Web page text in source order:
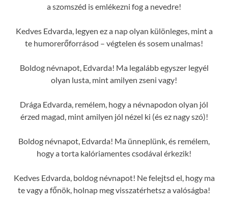
a szomszéd is emlékezni fog a nevedre!
Kedves Edvarda, legyen ez a nap olyan különleges, mint a
te humorerőforrásod – végtelen és sosem unalmas!
Boldog névnapot, Edvarda! Ma legalább egyszer legyél
olyan lusta, mint amilyen zseni vagy!
Drága Edvarda, remélem, hogy a névnapodon olyan jól
érzed magad, mint amilyen jól nézel ki (és ez nagy szó)!
Boldog névnapot, Edvarda! Ma ünneplünk, és remélem,
hogy a torta kalóriamentes csodával érkezik!
Kedves Edvarda, boldog névnapot! Ne felejtsd el, hogy ma
te vagy a főnök, holnap meg visszatérhetsz a valóságba!